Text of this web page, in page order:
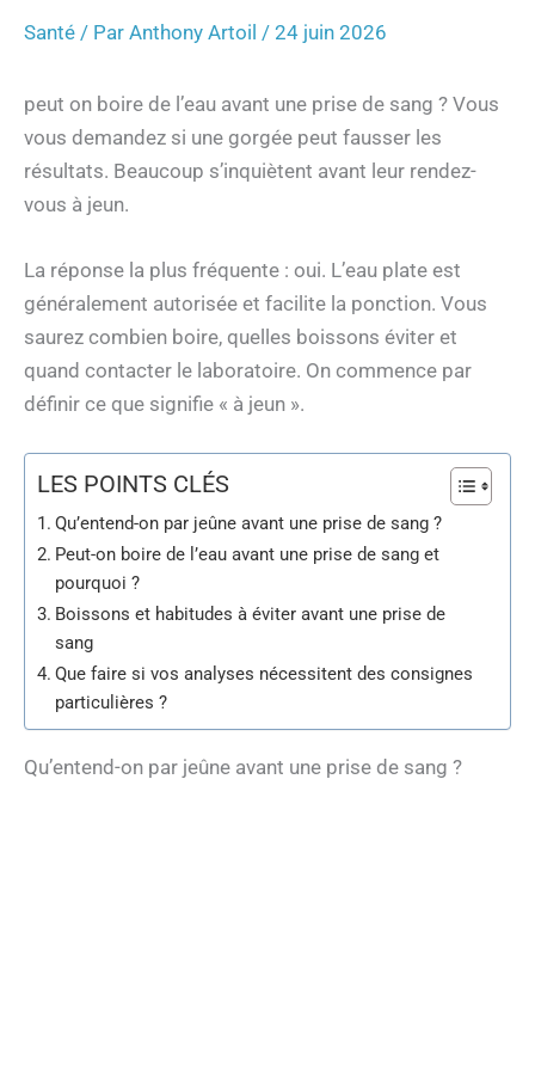
Santé / Par Anthony Artoil / 24 juin 2026
peut on boire de l’eau avant une prise de sang ? Vous
vous demandez si une gorgée peut fausser les
résultats. Beaucoup s’inquiètent avant leur rendez-
vous à jeun.
La réponse la plus fréquente : oui. L’eau plate est
généralement autorisée et facilite la ponction. Vous
saurez combien boire, quelles boissons éviter et
quand contacter le laboratoire. On commence par
définir ce que signifie « à jeun ».
LES POINTS CLÉS
Qu’entend-on par jeûne avant une prise de sang ?
Peut-on boire de l’eau avant une prise de sang et
pourquoi ?
Boissons et habitudes à éviter avant une prise de
sang
Que faire si vos analyses nécessitent des consignes
particulières ?
Qu’entend-on par jeûne avant une prise de sang ?